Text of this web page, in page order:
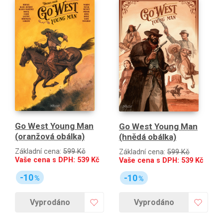
Go West Young Man
(oranžová obálka)
Základní cena: 599 Kč
Vaše cena s DPH: 539 Kč
-10%
Vyprodáno
Go West Young Man
(hnědá obálka)
Základní cena: 599 Kč
Vaše cena s DPH: 539 Kč
-10%
Vyprodáno